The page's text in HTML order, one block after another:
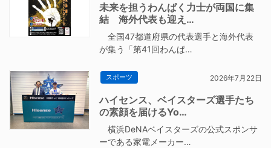
未来を担うわんぱく力士が両国に集
結 海外代表も迎え…
全国47都道府県の代表選手と海外代表
が集う「第41回わんぱ…
スポーツ 2026年7月22日
ハイセンス、ベイスターズ選手たち
の素顔を届けるYo…
横浜DeNAベイスターズの公式スポンサ
ーである家電メーカー…